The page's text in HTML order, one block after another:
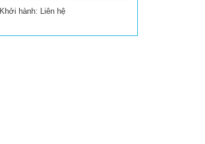
Khởi hành: Liên hệ